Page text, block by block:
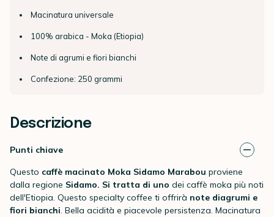
Macinatura universale
100% arabica - Moka (Etiopia)
Note di agrumi e fiori bianchi
Confezione: 250 grammi
Descrizione
Punti chiave
Questo caffè macinato Moka Sidamo Marabou proviene
dalla regione Sidamo. Si tratta di uno dei caffè moka più noti
dell'Etiopia. Questo specialty coffee ti offrirà note diagrumi e
fiori bianchi. Bella acidità e piacevole persistenza. Macinatura